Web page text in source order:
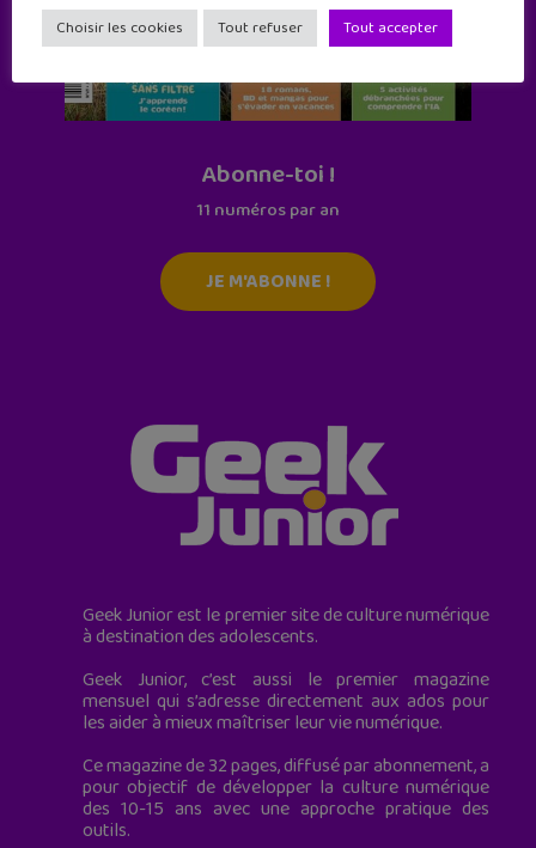
Abonne-toi !
11 numéros par an
JE M'ABONNE !
Geek Junior est le premier site de culture numérique
à destination des adolescents.
Geek Junior, c’est aussi le premier magazine
mensuel qui s’adresse directement aux ados pour
les aider à mieux maîtriser leur vie numérique.
Ce magazine de 32 pages, diffusé par abonnement, a
pour objectif de développer la culture numérique
des 10-15 ans avec une approche pratique des
outils.
Choisir les cookies Tout refuser Tout accepter